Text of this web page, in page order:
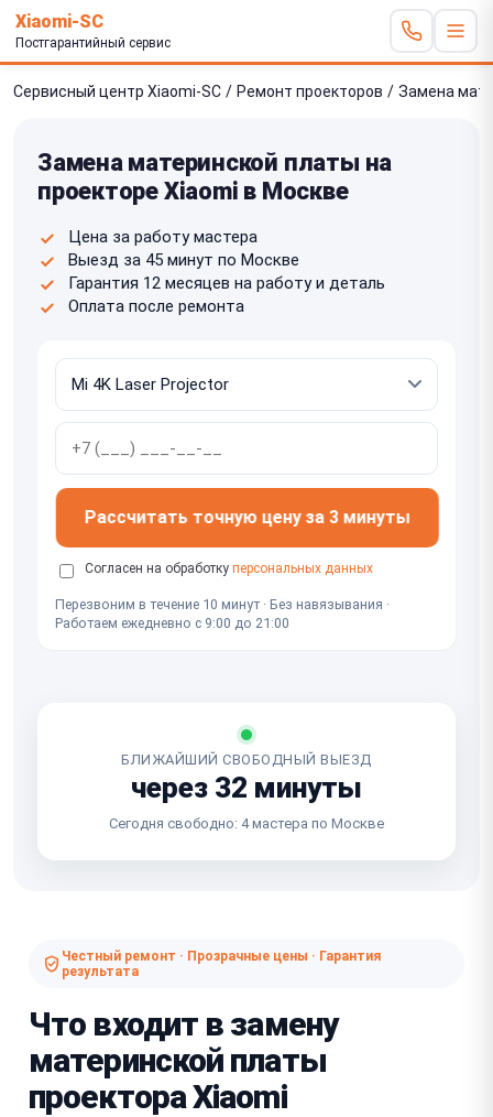
Xiaomi-SC
Постгарантийный сервис
Сервисный центр Xiaomi-SC / Ремонт проекторов / Замена
Замена материнской платы на
проекторе Xiaomi в Москве
Цена за работу мастера
Выезд за 45 минут по Москве
Гарантия 12 месяцев на работу и деталь
Оплата после ремонта
Рассчитать точную цену за 3 минуты
Согласен на обработку персональных данных
Перезвоним в течение 10 минут · Без навязывания ·
Работаем ежедневно с 9:00 до 21:00
БЛИЖАЙШИЙ СВОБОДНЫЙ ВЫЕЗД
через 32 минуты
Сегодня свободно: 4 мастера по Москве
Честный ремонт · Прозрачные цены · Гарантия
результата
Что входит в замену
материнской платы
проектора Xiaomi